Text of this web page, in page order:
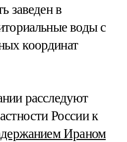
заведен в
воды с
координат
расследуют
России к
Ираном